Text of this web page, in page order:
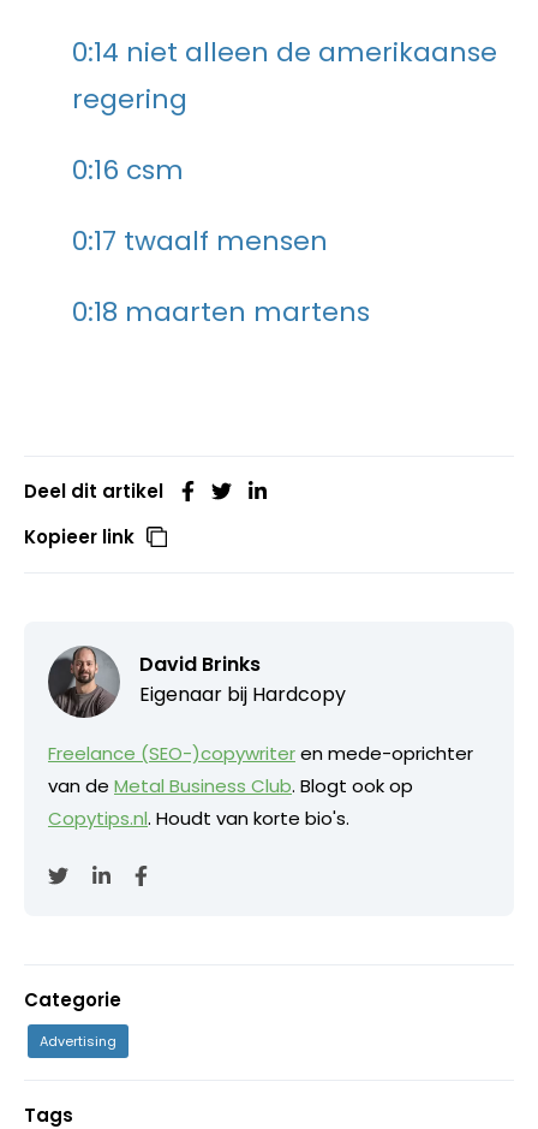
0:14 niet alleen de amerikaanse
regering
0:16 csm
0:17 twaalf mensen
0:18 maarten martens
Deel dit artikel
Kopieer link
David Brinks
Eigenaar bij Hardcopy
Freelance (SEO-)copywriteren mede-oprichter
van de Metal Business Club. Blogt ook op
Copytips.nl. Houdt van korte bio's.
Categorie
Advertising
Tags